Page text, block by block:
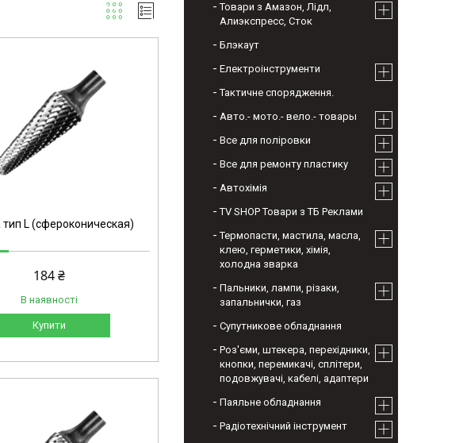
L (сфероконическая)
184 ₴
В наявності
Купити
Товари з Амазон, Лідл,
Алиэкспресс, Сток
Блэкаут
Електроінструменти
Тактичне спорядження.
Авто.- мото.- вело.- товары
Все для поліровки
Все для ремонту пластику
Автохімія
TV SHOP Товари з ТБ Реклами
Термопасти, мастила, масла,
клею, герметики, хімія,
холодна зварка
Пальники, лампи, різаки,
запальнички, газ
Супутникове обладнання
Роз'єми, штекера, перехідники,
кнопки, перемикачі, сплітери,
подовжувачі, кабелі, адаптери
Паяльне обладнання
Радіотехнічний інструмент